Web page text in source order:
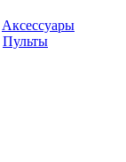
Аксессуары
Пульты